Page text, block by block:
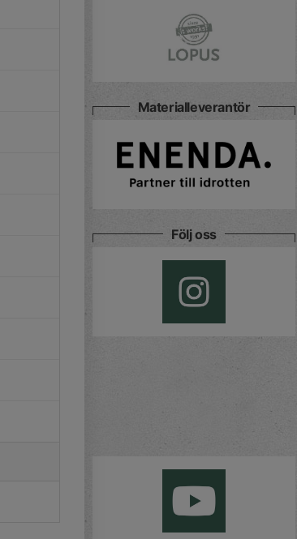
Materialleverantör
Följ oss